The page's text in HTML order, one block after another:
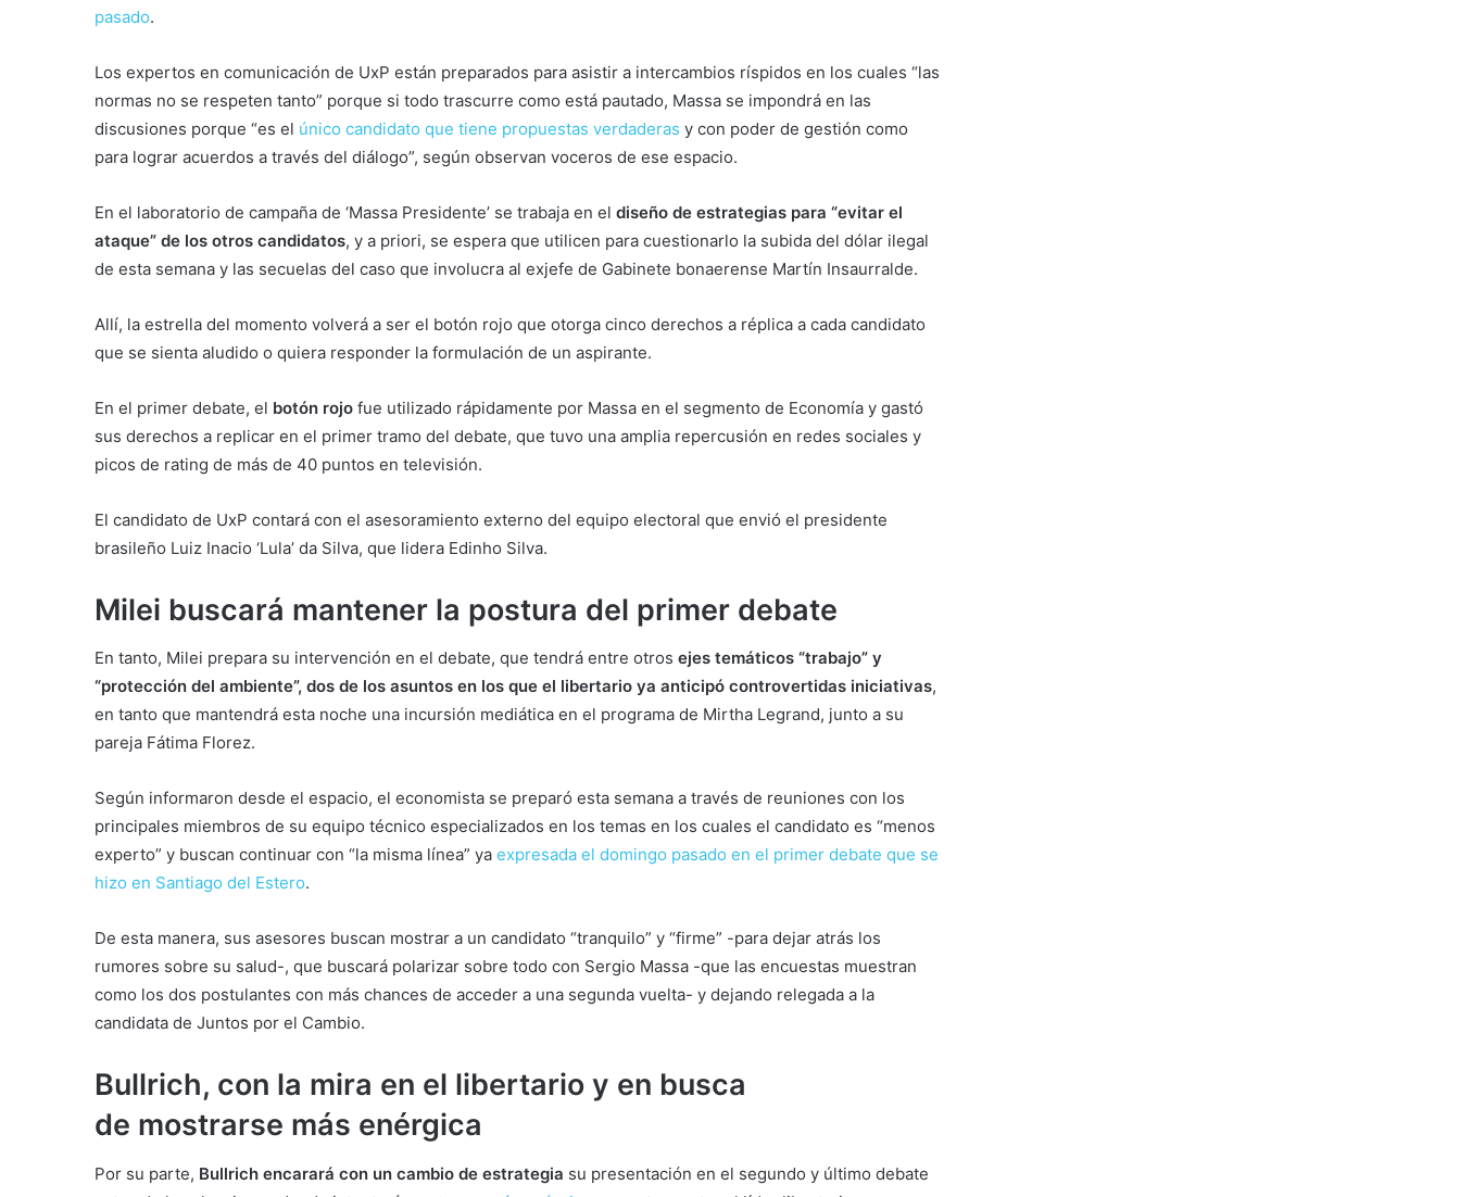
pasado.
Los expertos en comunicación de UxP están preparados para asistir a intercambios ríspidos en los cuales “las
normas no se respeten tanto” porque si todo trascurre como está pautado, Massa se impondrá en las
discusiones porque “es el único candidato que tiene propuestas verdaderas y con poder de gestión como
para lograr acuerdos a través del diálogo”, según observan voceros de ese espacio.
En el laboratorio de campaña de ‘Massa Presidente’ se trabaja en el diseño de estrategias para “evitar el
ataque” de los otros candidatos, y a priori, se espera que utilicen para cuestionarlo la subida del dólar ilegal
de esta semana y las secuelas del caso que involucra al exjefe de Gabinete bonaerense Martín Insaurralde.
Allí, la estrella del momento volverá a ser el botón rojo que otorga cinco derechos a réplica a cada candidato
que se sienta aludido o quiera responder la formulación de un aspirante.
En el primer debate, el botón rojo fue utilizado rápidamente por Massa en el segmento de Economía y gastó
sus derechos a replicar en el primer tramo del debate, que tuvo una amplia repercusión en redes sociales y
picos de rating de más de 40 puntos en televisión.
El candidato de UxP contará con el asesoramiento externo del equipo electoral que envió el presidente
brasileño Luiz Inacio ‘Lula’ da Silva, que lidera Edinho Silva.
Milei buscará mantener la postura del primer debate
En tanto, Milei prepara su intervención en el debate, que tendrá entre otros ejes temáticos “trabajo” y
“protección del ambiente”, dos de los asuntos en los que el libertario ya anticipó controvertidas iniciativas,
en tanto que mantendrá esta noche una incursión mediática en el programa de Mirtha Legrand, junto a su
pareja Fátima Florez.
Según informaron desde el espacio, el economista se preparó esta semana a través de reuniones con los
principales miembros de su equipo técnico especializados en los temas en los cuales el candidato es “menos
experto” y buscan continuar con “la misma línea” ya expresada el domingo pasado en el primer debate que se
hizo en Santiago del Estero.
De esta manera, sus asesores buscan mostrar a un candidato “tranquilo” y “firme” -para dejar atrás los
rumores sobre su salud-, que buscará polarizar sobre todo con Sergio Massa -que las encuestas muestran
como los dos postulantes con más chances de acceder a una segunda vuelta- y dejando relegada a la
candidata de Juntos por el Cambio.
Bullrich, con la mira en el libertario y en busca
de mostrarse más enérgica
Por su parte, Bullrich encarará con un cambio de estrategia su presentación en el segundo y último debate